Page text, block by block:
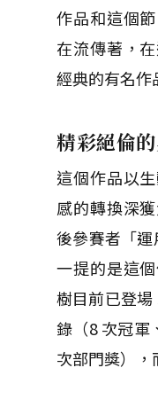
作品和這個
在流傳著，
經典的有名作
精彩絕倫
這個作品以
感的轉換深
後參賽者「
一提的是這
樹目前已登
錄（8 次冠軍
次部門獎），